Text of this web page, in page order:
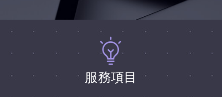
服務項目